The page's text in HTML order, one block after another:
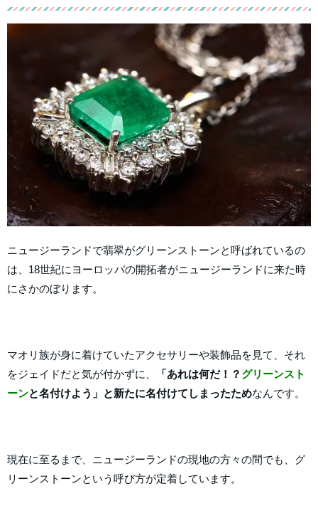
ニュージーランドで翡翠がグリーンストーンと呼ばれているの
は、18世紀にヨーロッパの開拓者がニュージーランドに来た時
にさかのぼります。
マオリ族が身に着けていたアクセサリーや装飾品を見て、それ
をジェイドだと気が付かずに、
「あれは何だ！？ グリーンスト
ーンと名付けよう」と新たに名付けてしまったためなんです。
現在に至るまで、ニュージーランドの現地の方々の間でも、グ
リーンストーンという呼び方が定着しています。